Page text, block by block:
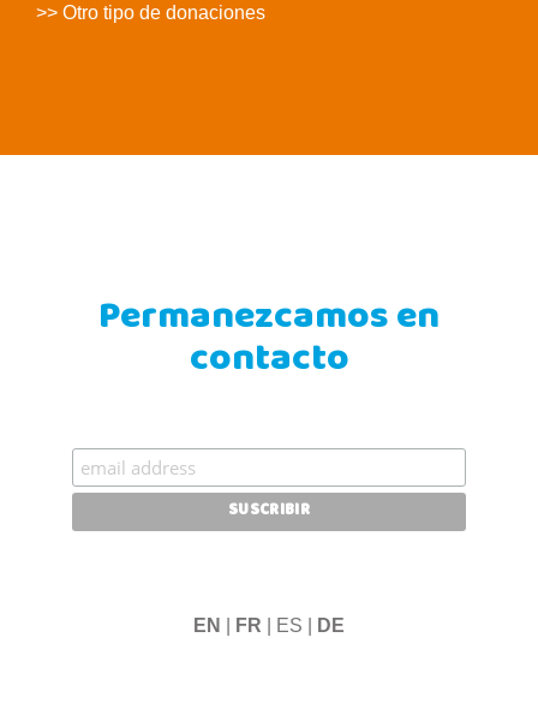
>> Otro tipo de donaciones
Permanezcamos en
contacto
EN FR | ES | DE